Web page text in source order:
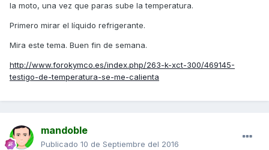
la moto, una vez que paras sube la temperatura.
Primero mirar el líquido refrigerante.
Mira este tema. Buen fin de semana.
http://www.forokymco.es/index.php/263-k-xct-300/469145-
testigo-de-temperatura-se-me-calienta
mandoble
Publicado 10 de Septiembre del 2016